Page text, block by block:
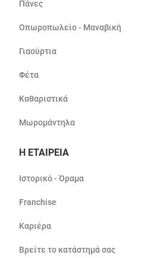
Πάνες
Οπωροπωλείο - Μαναβική
Γιαούρτια
Φέτα
Καθαριστικά
Μωρομάντηλα
Η ΕΤΑΙΡΕΙΑ
Ιστορικό - Όραμα
Franchise
Καριέρα
Βρείτε το κατάστημά σας